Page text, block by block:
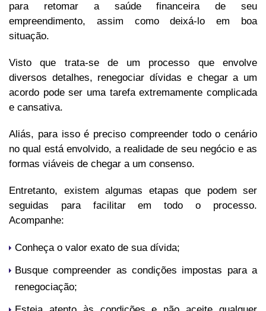
para retomar a saúde financeira de seu
empreendimento, assim como deixá-lo em boa
situação.
Visto que trata-se de um processo que envolve
diversos detalhes, renegociar dívidas e chegar a um
acordo pode ser uma tarefa extremamente complicada
e cansativa.
Aliás, para isso é preciso compreender todo o cenário
no qual está envolvido, a realidade de seu negócio e as
formas viáveis de chegar a um consenso.
Entretanto, existem algumas etapas que podem ser
seguidas para facilitar em todo o processo.
Acompanhe:
Conheça o valor exato de sua dívida;
Busque compreender as condições impostas para a
renegociação;